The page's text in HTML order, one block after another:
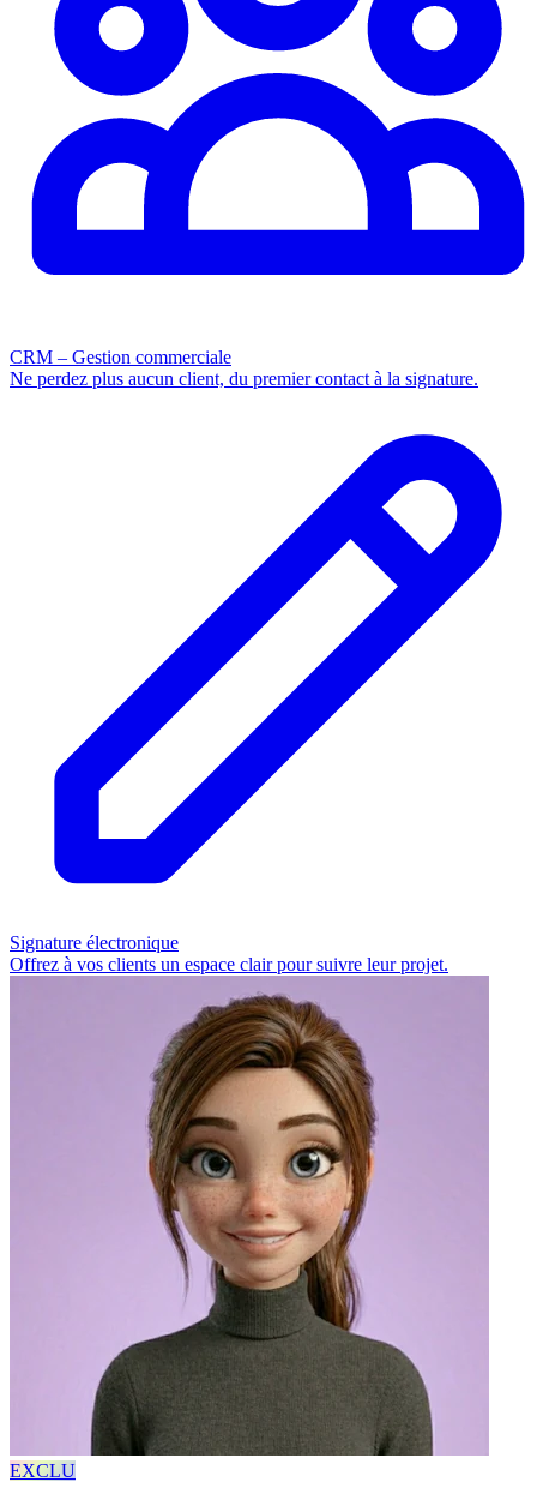
CRM – Gestion commerciale
Ne perdez plus aucun client, du premier contact à la signature.
Signature électronique
Offrez à vos clients un espace clair pour suivre leur projet.
EXCLU